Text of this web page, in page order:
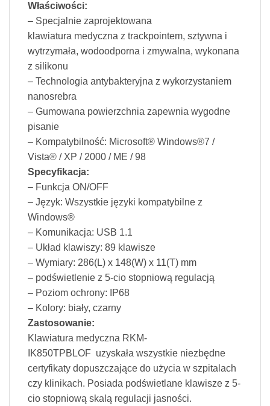
Właściwości:
– Specjalnie zaprojektowana
klawiatura medyczna z trackpointem, sztywna i
wytrzymała, wodoodporna i zmywalna, wykonana
z silikonu
– Technologia antybakteryjna z wykorzystaniem
nanosrebra
– Gumowana powierzchnia zapewnia wygodne
pisanie
– Kompatybilność: Microsoft® Windows®7 /
Vista® / XP / 2000 / ME / 98
Specyfikacja:
– Funkcja ON/OFF
– Język: Wszystkie języki kompatybilne z
Windows®
– Komunikacja: USB 1.1
– Układ klawiszy: 89 klawisze
– Wymiary: 286(L) x 148(W) x 11(T) mm
– podświetlenie z 5-cio stopniową regulacją
– Poziom ochrony: IP68
– Kolory: biały, czarny
Zastosowanie:
Klawiatura medyczna RKM-
IK850TPBLOF uzyskała wszystkie niezbędne
certyfikaty dopuszczające do użycia w szpitalach
czy klinikach. Posiada podświetlane klawisze z 5-
cio stopniową skalą regulacji jasności.